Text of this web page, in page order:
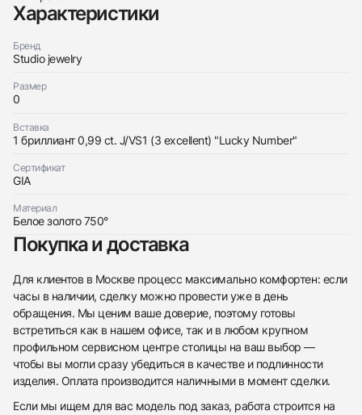
Характеристики
Бренд
Studio jewelry
Размер
0
Вставка
1 бриллиант 0,99 ct. J/VS1 (3 excellent) "Lucky Number"
Сертификат
GIA
Материал
Белое золото 750°
Покупка и доставка
Для клиентов в Москве процесс максимально комфортен: если
часы в наличии, сделку можно провести уже в день
обращения. Мы ценим ваше доверие, поэтому готовы
встретиться как в нашем офисе, так и в любом крупном
профильном сервисном центре столицы на ваш выбор —
чтобы вы могли сразу убедиться в качестве и подлинности
изделия. Оплата производится наличными в момент сделки.
Если мы ищем для вас модель под заказ, работа строится на
Купить эти часы
с вами
НовыеКоробка + Документы
Отправить заявку
Оставьте ваши контактные данные и мы свяжемся
с вами
Приложите фото ваших часов…
Отправить заявку